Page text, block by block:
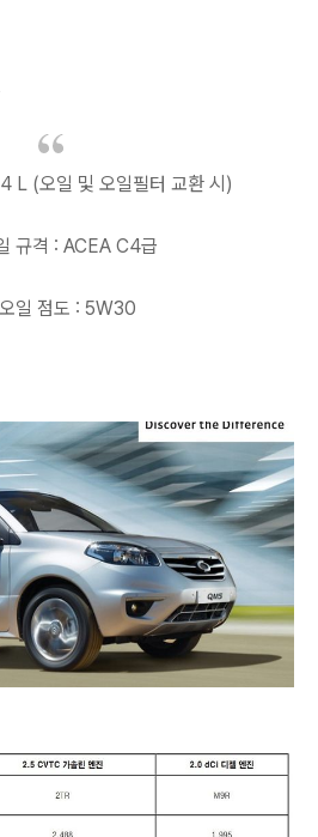
L (오일 및 오일필터 교환 시)
규격 : ACEA C4급
일 점도 : 5W30